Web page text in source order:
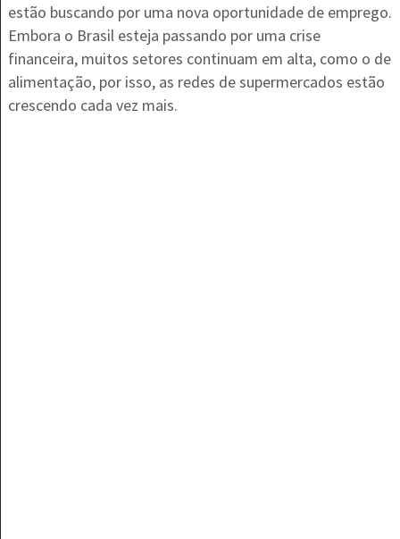
estão buscando por uma nova oportunidade de emprego.
Embora o Brasil esteja passando por uma crise
financeira, muitos setores continuam em alta, como o de
alimentação, por isso, as redes de supermercados estão
crescendo cada vez mais.